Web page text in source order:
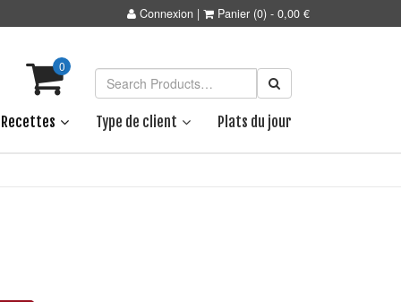
Connexion | Panier (0) - 0,00 €
0
Recettes Type de client Plats du jour